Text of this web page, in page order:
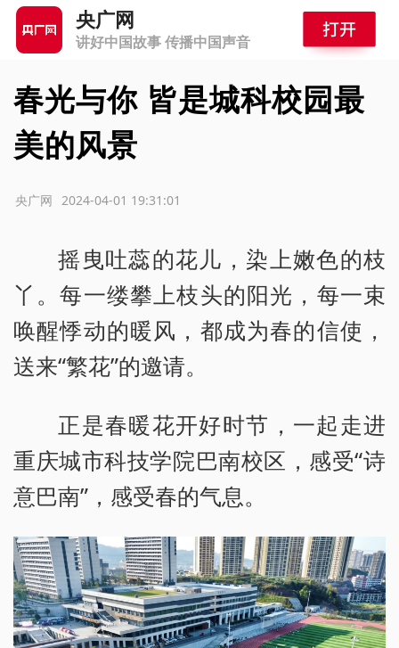
央广网
讲好中国故事 传播中国声音
春光与你 皆是城科校园最
美的风景
2024-04-01 19:31:01
央广网
摇曳吐蕊的花儿，染上嫩色的枝
丫。每一缕攀上枝头的阳光，每一束
唤醒悸动的暖风，都成为春的信使，
送来“繁花”的邀请。
正是春暖花开好时节，一起走进
重庆城市科技学院巴南校区，感受“诗
意巴南”，感受春的气息。